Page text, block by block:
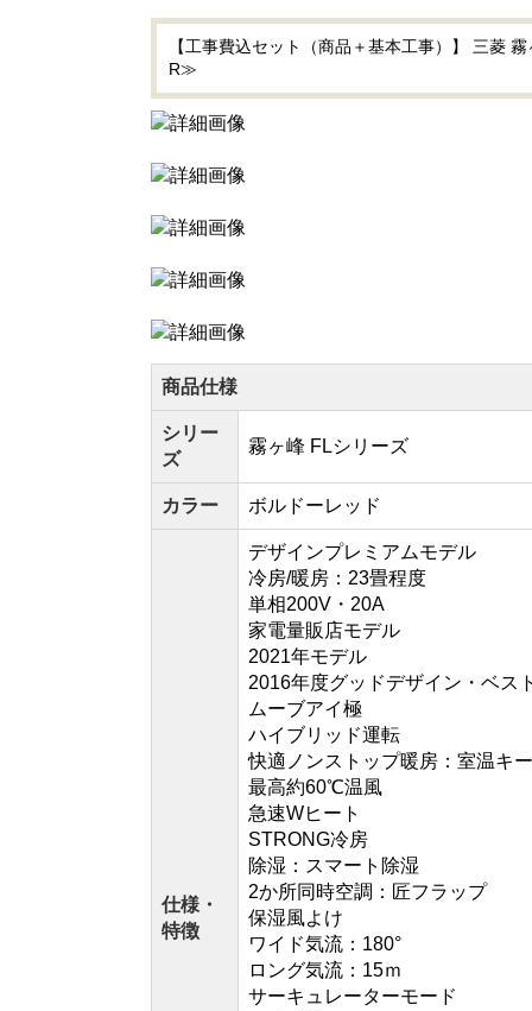
【工事費込セット（商品＋基本工事）】 三
R≫
商品仕様
シリー
ズ
霧ヶ峰 FLシリーズ
カラー ボルドーレッド
仕様・
特徴
デザインプレミアムモデル
冷房/暖房：23畳程度
単相200V・20A
家電量販店モデル
2021年モデル
2016年度グッドデザイン・ベス
ムーブアイ極
ハイブリッド運転
快適ノンストップ暖房：室温キ
最高約60℃温風
急速Wヒート
STRONG冷房
除湿：スマート除湿
2か所同時空調：匠フラップ
保湿風よけ
ワイド気流：180°
ロング気流：15ｍ
サーキュレーターモード